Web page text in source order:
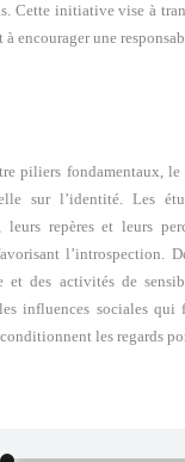
Cette initiative vise à
à encourager une
piliers fondamentaux, le
sur l’identité. Les
leurs repères et leurs
l’introspection.
et des activités de
influences sociales qui
les regards